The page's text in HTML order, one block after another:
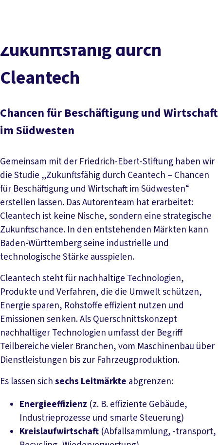
Politik vor Ort
Zukunftsfähig durch
Cleantech
Chancen für Beschäftigung und Wirtschaft
im Südwesten
Gemeinsam mit der Friedrich-Ebert-Stiftung haben wir
die Studie „Zukunftsfähig durch Ceantech – Chancen
für Beschäftigung und Wirtschaft im Südwesten“
erstellen lassen. Das Autorenteam hat erarbeitet:
Cleantech ist keine Nische, sondern eine strategische
Zukunftschance. In den entstehenden Märkten kann
Baden-Württemberg seine industrielle und
technologische Stärke ausspielen.
Cleantech steht für nachhaltige Technologien,
Produkte und Verfahren, die die Umwelt schützen,
Energie sparen, Rohstoffe effizient nutzen und
Emissionen senken. Als Querschnittskonzept
nachhaltiger Technologien umfasst der Begriff
Teilbereiche vieler Branchen, vom Maschinenbau über
Dienstleistungen bis zur Fahrzeugproduktion.
Es lassen sichsechs Leitmärkte abgrenzen:
Energieeffizienz (z. B. effiziente Gebäude,
Industrieprozesse und smarte Steuerung)
Kreislaufwirtschaft (Abfallsammlung, -transport,